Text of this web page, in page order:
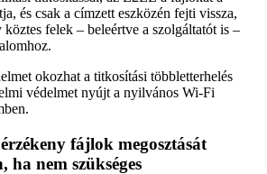
és csak a címzett eszközén fejti vissza,
felek – beleértve a szolgáltatót is –
okozhat a titkosítási többletterhelés
védelmet nyújt a nyilvános Wi-Fi
fájlok megosztását
nem szükséges